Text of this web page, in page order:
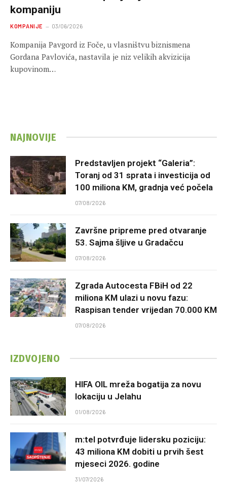
kompaniju
KOMPANIJE 03/06/2026
Kompanija Pavgord iz Foče, u vlasništvu biznismena
Gordana Pavlovića, nastavila je niz velikih akvizicija
kupovinom…
NAJNOVIJE
Predstavljen projekt “Galeria”:
Toranj od 31 sprata i investicija od
100 miliona KM, gradnja već počela
07/08/2026
Završne pripreme pred otvaranje
53. Sajma šljive u Gradačcu
07/08/2026
Zgrada Autocesta FBiH od 22
miliona KM ulazi u novu fazu:
Raspisan tender vrijedan 70.000 KM
07/08/2026
IZDVOJENO
HIFA OIL mreža bogatija za novu
lokaciju u Jelahu
01/08/2026
m:tel potvrđuje lidersku poziciju:
43 miliona KM dobiti u prvih šest
mjeseci 2026. godine
31/07/2026